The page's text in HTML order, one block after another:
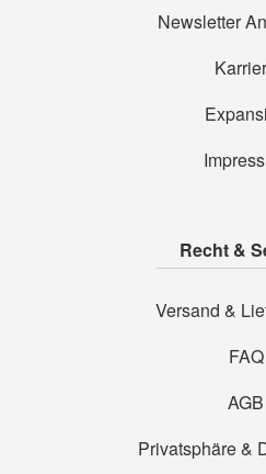
Newsletter
Recht &
Versand &
FAQ
AGB
Privatsphäre &